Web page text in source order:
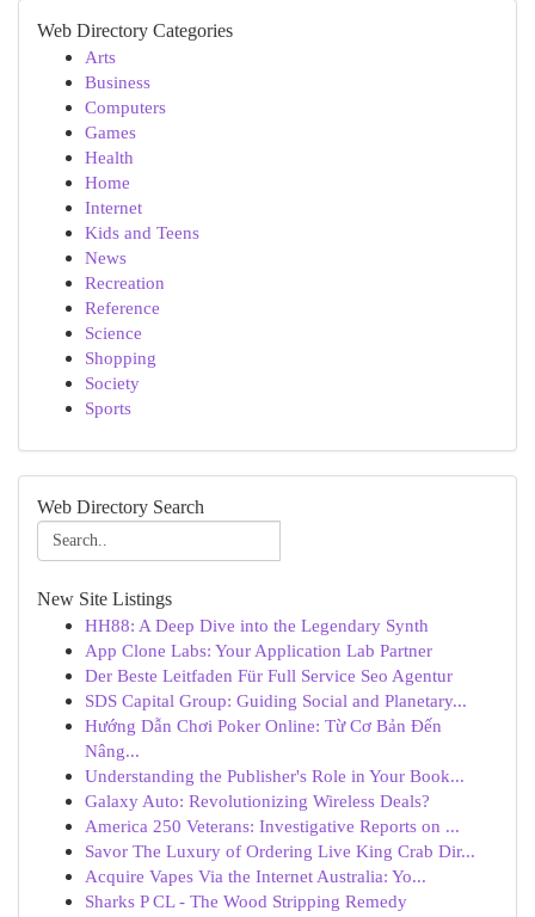
Web Directory Categories
Arts
Business
Computers
Games
Health
Home
Internet
Kids and Teens
News
Recreation
Reference
Science
Shopping
Society
Sports
Web Directory Search
New Site Listings
HH88: A Deep Dive into the Legendary Synth
App Clone Labs: Your Application Lab Partner
Der Beste Leitfaden Für Full Service Seo Agentur
SDS Capital Group: Guiding Social and Planetary...
Hướng Dẫn Chơi Poker Online: Từ Cơ Bản Đến
Nâng...
Understanding the Publisher's Role in Your Book...
Galaxy Auto: Revolutionizing Wireless Deals?
America 250 Veterans: Investigative Reports on ...
Savor The Luxury of Ordering Live King Crab Dir...
Acquire Vapes Via the Internet Australia: Yo...
Sharks P CL - The Wood Stripping Remedy